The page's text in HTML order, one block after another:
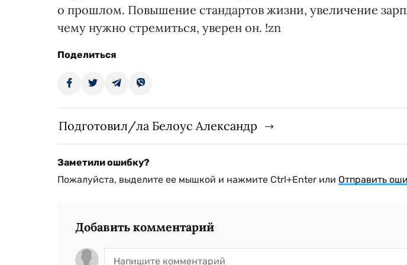
о прошлом. Повышение стандартов жизни, увеличение
чему нужно стремиться, уверен он. !zn
Поделиться
Подготовил/ла Белоус Александр
Заметили ошибку?
Пожалуйста, выделите ее мышкой и нажмите Ctrl+Enter или Отправить
Добавить комментарий